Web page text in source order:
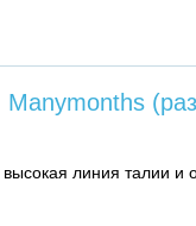
линия талии и